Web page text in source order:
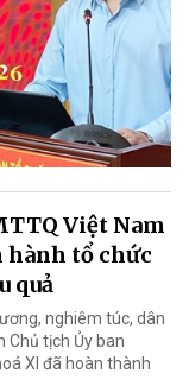
Việt Nam
hành tổ chức
quả
nghiêm túc, dân
Chủ tịch Ủy ban
XI đã hoàn thành